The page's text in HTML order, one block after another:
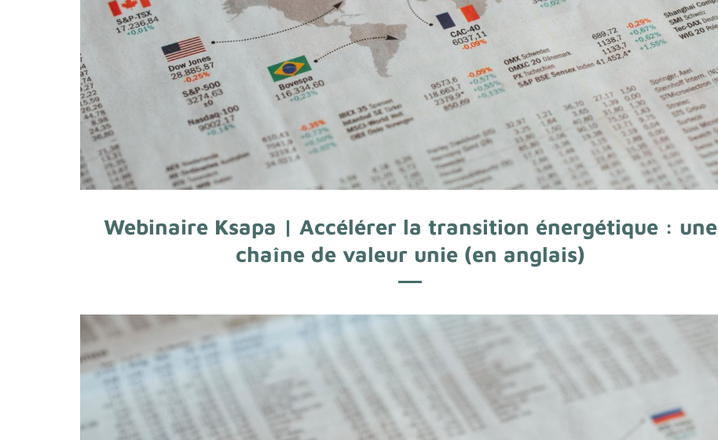
Webinaire Ksapa | Accélérer la transition énergétique : une
chaîne de valeur unie (en anglais)